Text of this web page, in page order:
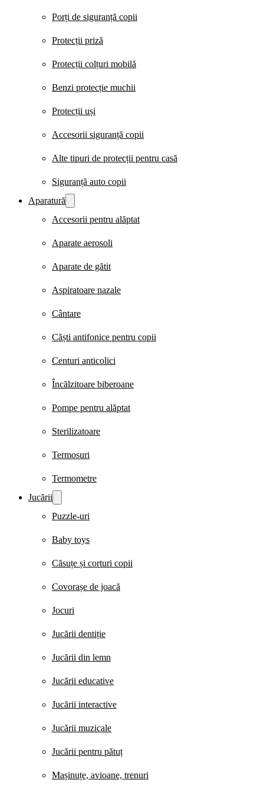
Porți de siguranță copii
Protecții priză
Protecții colțuri mobilă
Benzi protecție muchii
Protecții uși
Accesorii siguranță copii
Alte tipuri de protecții pentru casă
Siguranță auto copii
Aparatură
Accesorii pentru alăptat
Aparate aerosoli
Aparate de gătit
Aspiratoare nazale
Cântare
Căști antifonice pentru copii
Centuri anticolici
Încălzitoare biberoane
Pompe pentru alăptat
Sterilizatoare
Termosuri
Termometre
Jucării
Puzzle-uri
Baby toys
Căsuțe și corturi copii
Covorașe de joacă
Jocuri
Jucării dentiție
Jucării din lemn
Jucării educative
Jucării interactive
Jucării muzicale
Jucării pentru pătuț
Mașinuțe, avioane, trenuri